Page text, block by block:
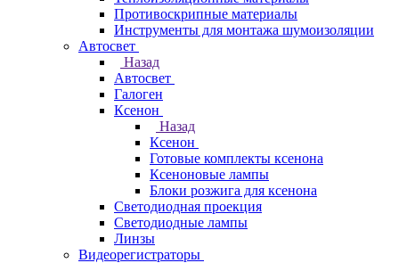
Противоскрипные материалы
Инструменты для монтажа шумоизоляции
Автосвет
Назад
Автосвет
Галоген
Ксенон
Назад
Ксенон
Готовые комплекты ксенона
Ксеноновые лампы
Блоки розжига для ксенона
Светодиодная проекция
Светодиодные лампы
Линзы
Видеорегистраторы